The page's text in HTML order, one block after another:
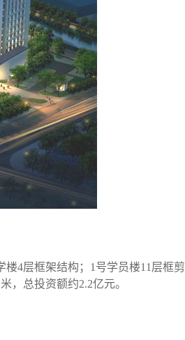
4层框架结构；1号学员楼11层框剪
，总投资额约2.2亿元。